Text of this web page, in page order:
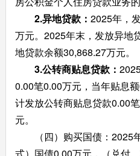
2.异地贷款： 2025年，
万元。2025年末，发放异地
地贷款余额30,868.27万元。
3.公转商贴息贷款：
0.00笔0.00万元，当年贴息
计发放公转商贴息贷款0.00
元。
（四）购买国债：2025
式）国债0.00万元，（兑付